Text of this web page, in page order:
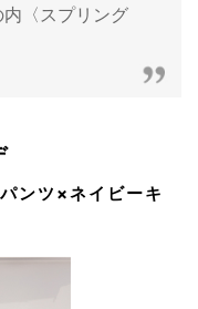
内〈スプリング
ンツ×ネイビーキ